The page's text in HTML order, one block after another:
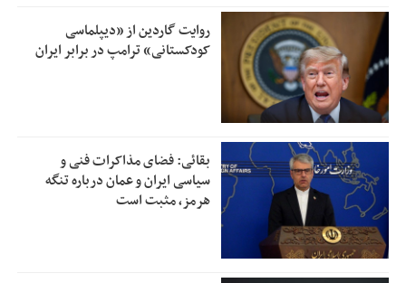
روایت گاردین از «دیپلماسی
کودکستانی» ترامپ در برابر ایران
بقائی: فضای مذاکرات فنی و
سیاسی ایران و عمان درباره تنگه
هرمز، مثبت است